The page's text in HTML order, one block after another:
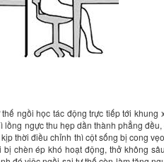
ngồi học tác động trực tiếp tới khung
ngực thu hẹp dần thành phẳng
thời điều chỉnh thì cột sống bị cong
chèn ép khó hoạt động, thở không